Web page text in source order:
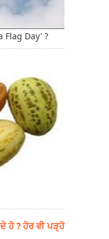
Flag Day' ?
ਹੋ ? ਹੋਰ ਵੀ ਪੜ੍ਹੋ